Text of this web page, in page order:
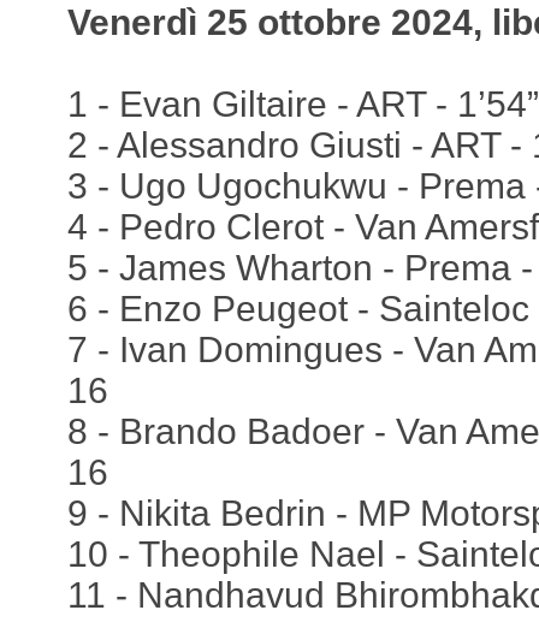
Venerdì 25 ottobre 2024,
1 - Evan Giltaire - ART -
2 - Alessandro Giusti - ART -
3 - Ugo Ugochukwu - Prema
4 - Pedro Clerot - Van
5 - James Wharton - Prema -
6 - Enzo Peugeot - Sainteloc
7 - Ivan Domingues - Van
16
8 - Brando Badoer - Van
16
9 - Nikita Bedrin - MP
10 - Theophile Nael -
11 - Nandhavud